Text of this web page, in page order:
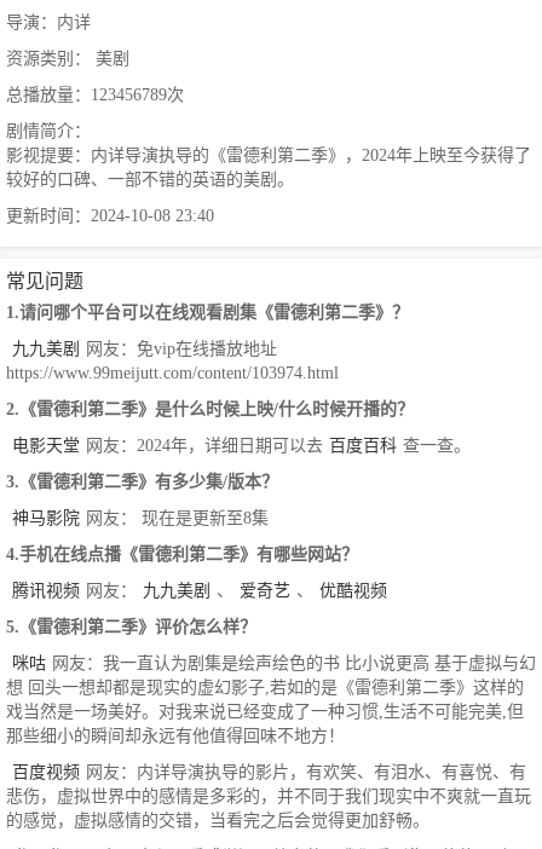
导演：内详
资源类别： 美剧
总播放量：123456789次
剧情简介：
影视提要：内详导演执导的《雷德利第二季》，2024年上映至今获得了
较好的口碑、一部不错的英语的美剧。
更新时间：2024-10-08 23:40
常见问题
1.请问哪个平台可以在线观看剧集《雷德利第二季》？
九九美剧
网友：免vip在线播放地址
https://www.99meijutt.com/content/103974.html
2.《雷德利第二季》是什么时候上映/什么时候开播的？
电影天堂 网友：2024年，详细日期可以去 百度百科 查一查。
3.《雷德利第二季》有多少集/版本？
神马影院 网友： 现在是更新至8集
4.手机在线点播《雷德利第二季》有哪些网站？
腾讯视频 网友： 九九美剧 、 爱奇艺 、
优酷视频
5.《雷德利第二季》评价怎么样？
咪咕 网友：我一直认为剧集是绘声绘色的书 比小说更高 基于虚拟与幻
想 回头一想却都是现实的虚幻影子,若如的是《雷德利第二季》这样的
戏当然是一场美好。对我来说已经变成了一种习惯,生活不可能完美,但
那些细小的瞬间却永远有他值得回味不地方！
百度视频 网友：内详导演执导的影片，有欢笑、有泪水、有喜悦、有
悲伤，虚拟世界中的感情是多彩的，并不同于我们现实中不爽就一直玩
的感觉，虚拟感情的交错，当看完之后会觉得更加舒畅。